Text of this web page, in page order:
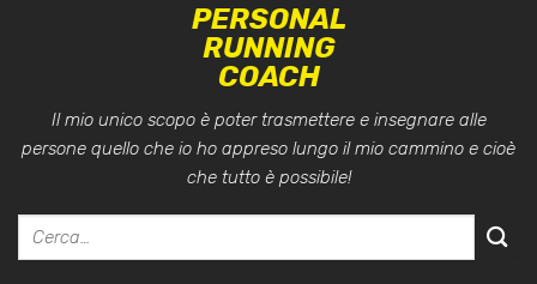
PERSONAL
RUNNING
COACH
Il mio unico scopo è poter trasmettere e insegnare alle
persone quello che io ho appreso lungo il mio cammino e cioè
che tutto è possibile!